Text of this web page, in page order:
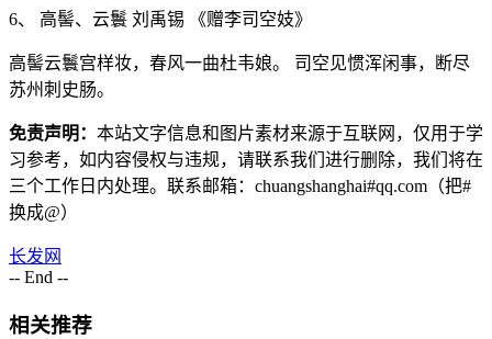
6、 高髻、云鬟 刘禹锡 《赠李司空妓》
高髻云鬟宫样妆，春风一曲杜韦娘。 司空见惯浑闲事，断尽
苏州刺史肠。
免责声明： 本站文字信息和图片素材来源于互联网，仅用于学
习参考，如内容侵权与违规，请联系我们进行删除，我们将在
三个工作日内处理。联系邮箱：chuangshanghai#qq.com（把#
换成@）
长发网
-- End --
相关推荐